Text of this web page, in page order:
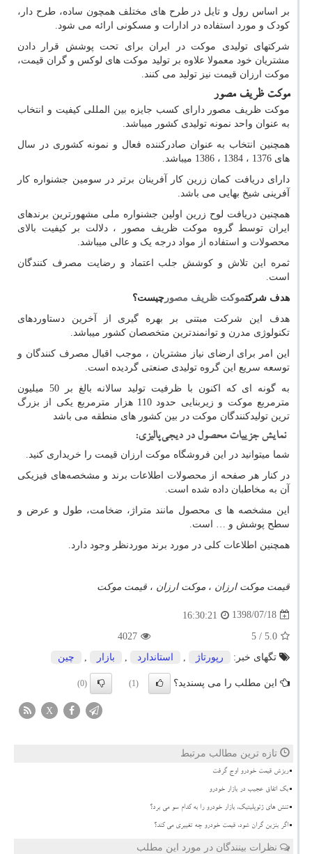
بر اساس رول و تایل در طرح های مختلف همچون ساده، طرح دار،
کودک و مورد استفاده در ادارات و مسکونی ارائه می شود.
شرکتهای تولیدی موکت در ایران برای تحت پوشش قرار دادن
مشتریان خود معمولا علاوه بر تولید موکت های لوکس و گران قیمت،
موکت ارزان قیمت نیز تولید می کنند.
موکت ظریف مصور
موکت ظریف مصور دارای كسب جايزه بين المللی كيفيت و انتخاب
به عنوان واحد نمونه توليدی كشور میباشد.
همچنین انتخاب به عنوان صادركننده فعال و نمونه كشوری در سال
های 1376 ، 1384 ، 1386 میباشد.
دارای دريافت كمان زرين كار آفرينان برتر در سومين جشنواره كار
آفرينی شيخ بهايی می باشد.
همچنین دريافت لوح زرين اولين جشنواره ملی مشهورترين برندهای
ايران توسط گروه موکت ظريف مصور ، دلالت بر کیفیت بالای
محصولات و استفاده از مواد درجه یک و عالی میباشد.
ثمره این تلاش و کوشش جلب اعتماد و رضايت مصرف كنندگان
است.
هدف شرکتموکت ظریف مصور چیست؟
هدف این شرکت مبتنی بر بهره گيری از آخرين دستاوردهای
تكنولوژی مدرن و توانمندترين متخصصان كشور میباشد.
این امر برای ارضای نياز مشتريان ، موجب اقبال مصرف كنندگان و
توسعه سريع اين گروه توليدی صنعتی گرديده است.
به گونه ای كه اكنون با ظرفيت توليد سالانه بالغ بر 50 ميليون
مترمربع موكت و زيربنایی حدود 110 هزار مترمربع يكی از بزرگ
ترين توليدكنندگان موكت در بين كشور های منطقه می باشد
نمایش جزییات محصول در دیجی‌پالیزی:
شما میتوانید در این فروشگاه موکت ارزان قیمت را خریداری کنید.
در کنار هر صفحه از محصولات اطلاعات برند و مشخصه‌های فیزیکی
آن به مخاطبان داده شده است.
این مشخصه ها ی محصول مانند متراژ، ضخامت، طول و عرض و
سطح پوشش و … است.
همچنین اطلاعات کلی در مورد برند موردنظر وجود دارد.
قیمت موکت ارزان ، موکت ارزان ، قیمت موکت
1398/07/18
16:30:21
5.0
/ 5
4027
تگهای خبر:
رپورتاژ , استاندارد , بازار , چین
این مطلب را می پسندید؟ (1)
(0)
X
تازه ترین مطالب مرتبط
ریزش قیمت خودرو اوج گرفت
بک اتفاق عجیب در بازار خودرو
تنش های ژئوپلیتیک، بازار خودرو را به کدام سو می برد؟
اگر بنزین گران شود، قیمت خودرو چه تغییری می کند؟
نظرات بینندگان در مورد این مطلب